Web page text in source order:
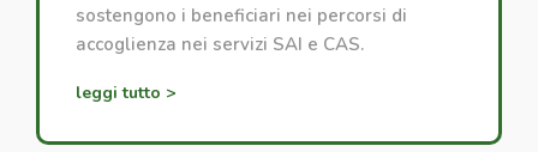
sostengono i beneficiari nei percorsi di
accoglienza nei servizi SAI e CAS.
leggi tutto >